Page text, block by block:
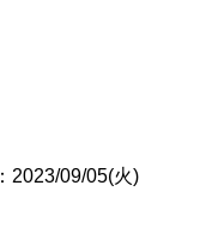
：2023/09/05(火)